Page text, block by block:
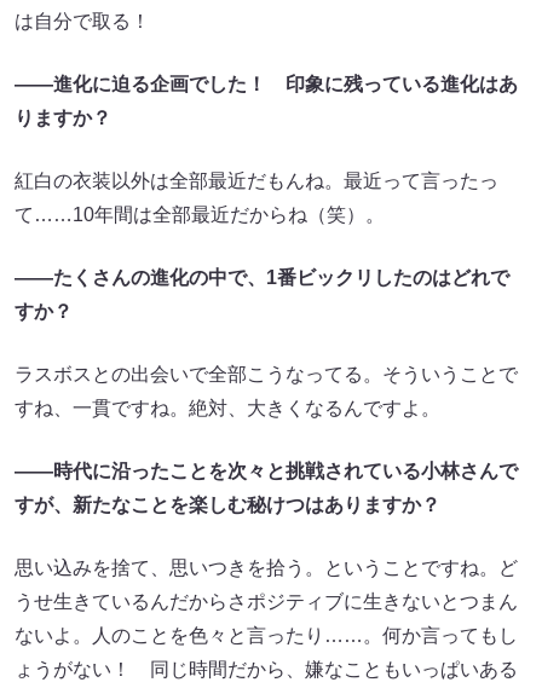
は自分で取る！
――進化に迫る企画でした！ 印象に残っている進化はあ
りますか？
紅白の衣装以外は全部最近だもんね。最近って言ったっ
て……10年間は全部最近だからね（笑）。
――たくさんの進化の中で、1番ビックリしたのはどれで
すか？
ラスボスとの出会いで全部こうなってる。そういうことで
すね、一貫ですね。絶対、大きくなるんですよ。
――時代に沿ったことを次々と挑戦されている小林さんで
すが、新たなことを楽しむ秘けつはありますか？
思い込みを捨て、思いつきを拾う。ということですね。ど
うせ生きているんだからさポジティブに生きないとつまん
ないよ。人のことを色々と言ったり……。何か言ってもし
ょうがない！ 同じ時間だから、嫌なこともいっぱいある